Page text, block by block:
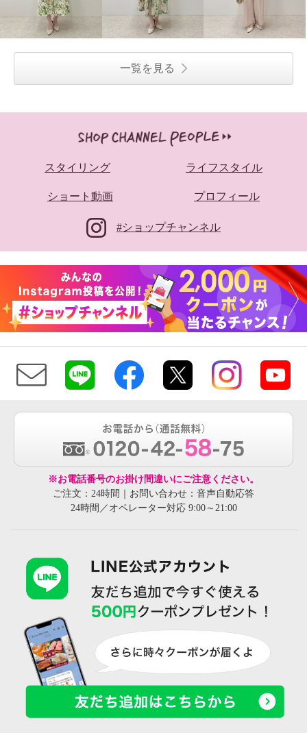
一覧を見る
スタイリング ライフスタイル
ショート動画 プロフィール
#ショップチャンネル
※お電話番号のお掛け間違いにご注意ください。
ご注文：24時間｜お問い合わせ：音声自動応答
24時間／オペレーター対応 9:00～21:00